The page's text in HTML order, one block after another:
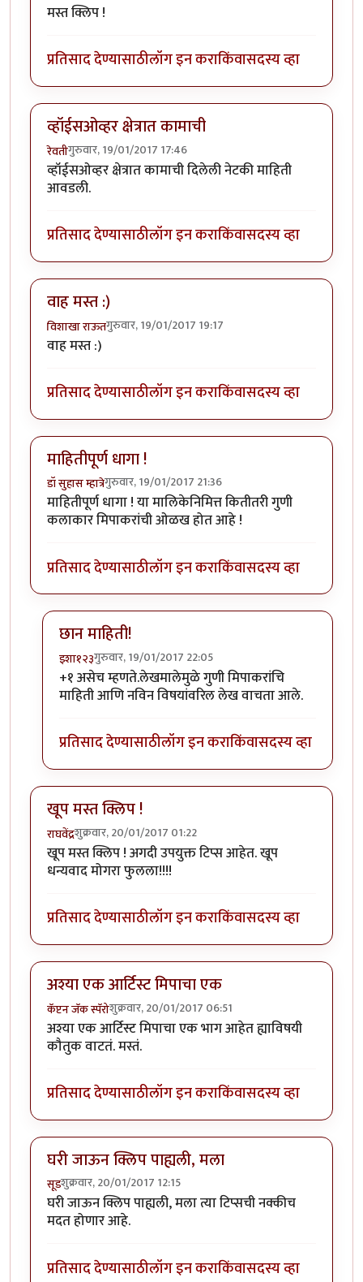
मस्त क्लिप !
प्रतिसाद देण्यासाठीलॉग इन कराकिंवासदस्य व्हा
व्हॉईसओव्हर क्षेत्रात कामाची
रेवतीगुरुवार, 19/01/2017 17:46
व्हॉईसओव्हर क्षेत्रात कामाची दिलेली नेटकी माहिती
आवडली.
प्रतिसाद देण्यासाठीलॉग इन कराकिंवासदस्य व्हा
वाह मस्त :)
विशाखा राऊतगुरुवार, 19/01/2017 19:17
वाह मस्त :)
प्रतिसाद देण्यासाठीलॉग इन कराकिंवासदस्य व्हा
माहितीपूर्ण धागा !
डॉ सुहास म्हात्रेगुरुवार, 19/01/2017 21:36
माहितीपूर्ण धागा ! या मालिकेनिमित्त कितीतरी गुणी
कलाकार मिपाकरांची ओळख होत आहे !
प्रतिसाद देण्यासाठीलॉग इन कराकिंवासदस्य व्हा
छान माहिती!
इशा१२३गुरुवार, 19/01/2017 22:05
In reply toमाहितीपूर्ण धागा !byडॉ सुहास म्हात्रे
+१ असेच म्हणते.लेखमालेमुळे गुणी मिपाकरांचि
माहिती आणि नविन विषयांवरिल लेख वाचता आले.
प्रतिसाद देण्यासाठीलॉग इन कराकिंवासदस्य व्हा
खूप मस्त क्लिप !
राघवेंद्रशुक्रवार, 20/01/2017 01:22
खूप मस्त क्लिप ! अगदी उपयुक्त टिप्स आहेत. खूप
धन्यवाद मोगरा फुलला!!!!
प्रतिसाद देण्यासाठीलॉग इन कराकिंवासदस्य व्हा
अश्या एक आर्टिस्ट मिपाचा एक
कॅप्टन जॅक स्पॅरोशुक्रवार, 20/01/2017 06:51
अश्या एक आर्टिस्ट मिपाचा एक भाग आहेत ह्याविषयी
कौतुक वाटतं. मस्तं.
प्रतिसाद देण्यासाठीलॉग इन कराकिंवासदस्य व्हा
घरी जाऊन क्लिप पाह्यली, मला
सूडशुक्रवार, 20/01/2017 12:15
घरी जाऊन क्लिप पाह्यली, मला त्या टिप्सची नक्कीच
मदत होणार आहे.
प्रतिसाद देण्यासाठीलॉग इन कराकिंवासदस्य व्हा